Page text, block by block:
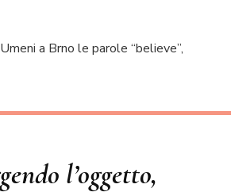
a Brno le parole “believe”,
l’oggetto,